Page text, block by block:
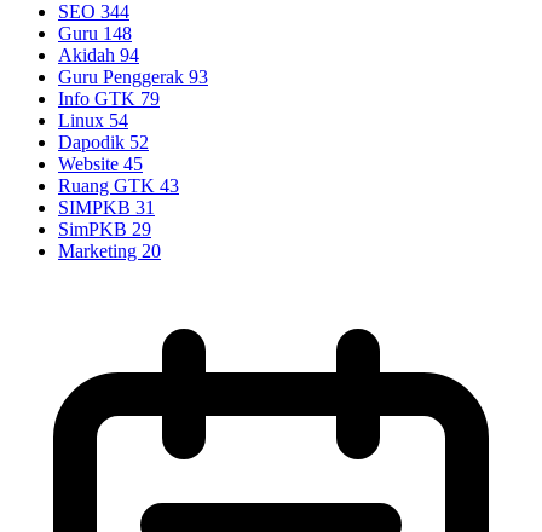
SEO 344
Guru 148
Akidah 94
Guru Penggerak 93
Info GTK 79
Linux 54
Dapodik 52
Website 45
Ruang GTK 43
SIMPKB 31
SimPKB 29
Marketing 20